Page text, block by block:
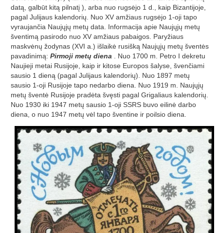
datą, galbūt kitą pilnatį ), arba nuo rugsėjo 1 d., kaip Bizantijoje,
pagal Julijaus kalendorių. Nuo XV amžiaus rugsėjo 1-oji tapo
vyraujančia Naujųjų metų data. Informacija apie Naujųjų metų
šventimą pasirodo nuo XV amžiaus pabaigos. Paryžiaus
maskvėnų žodynas (XVI a.) išlaikė rusišką Naujųjų metų šventės
pavadinimą: Pirmoji metų diena
. Nuo 1700 m. Petro I dekretu
Naujieji metai Rusijoje, kaip ir kitose Europos šalyse, švenčiami
sausio 1 dieną (pagal Julijaus kalendorių). Nuo 1897 metų
sausio 1-oji Rusijoje tapo nedarbo diena. Nuo 1919 m. Naujųjų
metų šventė Rusijoje pradėta švęsti pagal Grigaliaus kalendorių.
Nuo 1930 iki 1947 metų sausio 1-oji SSRS buvo eilinė darbo
diena, o nuo 1947 metų vėl tapo šventine ir poilsio diena.